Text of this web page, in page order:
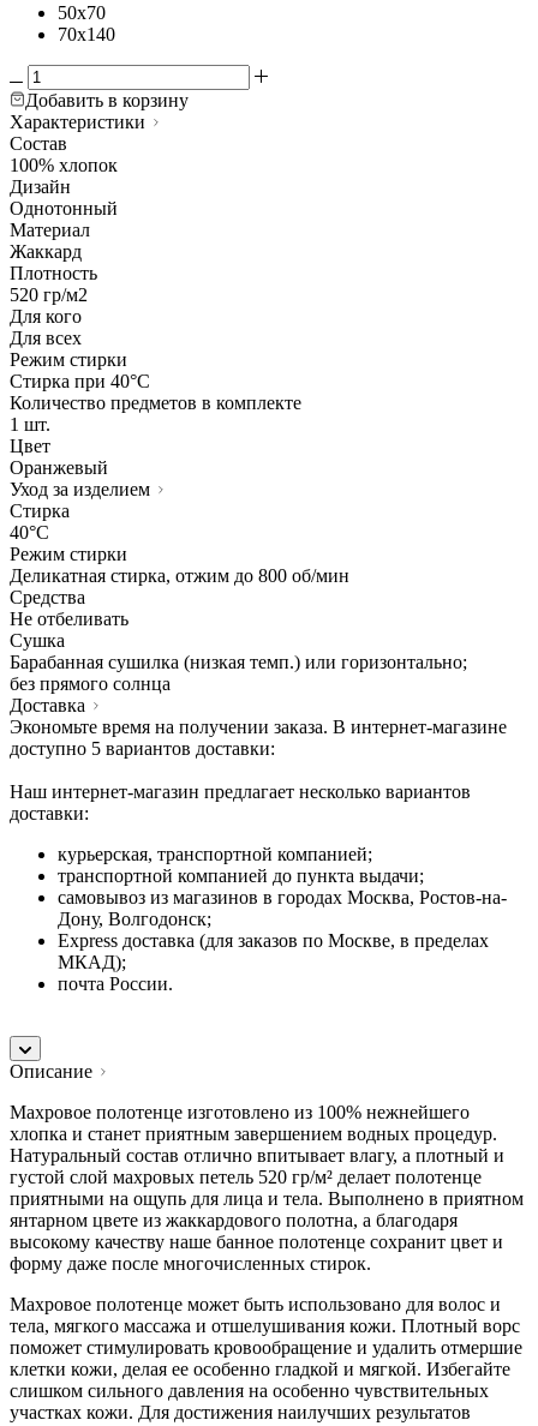
50х70
70х140
Добавить в корзину
Характеристики
Состав
100% хлопок
Дизайн
Однотонный
Материал
Жаккард
Плотность
520 гр/м2
Для кого
Для всех
Режим стирки
Стирка при 40°С
Количество предметов в комплекте
1 шт.
Цвет
Оранжевый
Уход за изделием
Стирка
40°C
Режим стирки
Деликатная стирка, отжим до 800 об/мин
Средства
Не отбеливать
Сушка
Барабанная сушилка (низкая темп.) или горизонтально;
без прямого солнца
Доставка
Экономьте время на получении заказа. В интернет-магазине
доступно 5 вариантов доставки:
Наш интернет-магазин предлагает несколько вариантов
доставки:
курьерская, транспортной компанией;
транспортной компанией до пункта выдачи;
самовывоз из магазинов в городах Москва, Ростов-на-
Дону, Волгодонск;
Express доставка (для заказов по Москве, в пределах
МКАД);
почта России.
Описание
Махровое полотенце изготовлено из 100% нежнейшего
хлопка и станет приятным завершением водных процедур.
Натуральный состав отлично впитывает влагу, а плотный и
густой слой махровых петель 520 гр/м² делает полотенце
приятными на ощупь для лица и тела. Выполнено в приятном
янтарном цвете из жаккардового полотна, а благодаря
высокому качеству наше банное полотенце сохранит цвет и
форму даже после многочисленных стирок.
Махровое полотенце может быть использовано для волос и
тела, мягкого массажа и отшелушивания кожи. Плотный ворс
поможет стимулировать кровообращение и удалить отмершие
клетки кожи, делая ее особенно гладкой и мягкой. Избегайте
слишком сильного давления на особенно чувствительных
участках кожи. Для достижения наилучших результатов